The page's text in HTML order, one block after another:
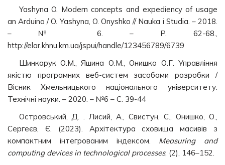
Yashyna O. Modern concepts and expediency of usage
an Arduino / O. Yashyna, O. Onyshko // Nauka i Studia. – 2018.
– № 6. – P. 62-68.,
http://elar.khnu.km.ua/jspui/handle/123456789/6739
Шинкарук О.М., Яшина О.М., Онишко О.Г. Управління
якістю програмних веб-систем засобами розробки /
Вісник Хмельницького національного університету.
Технічні науки. – 2020. – №6 – С. 39-44
Островський, Д. . Лисий, А., Свистун, С., Онишко, О.,
Сергеєв, Є. (2023). Архітектура сховища масивів з
компактним інтегрованим індексом. Measuring and
computing devices in technological processes, (2), 146–152.